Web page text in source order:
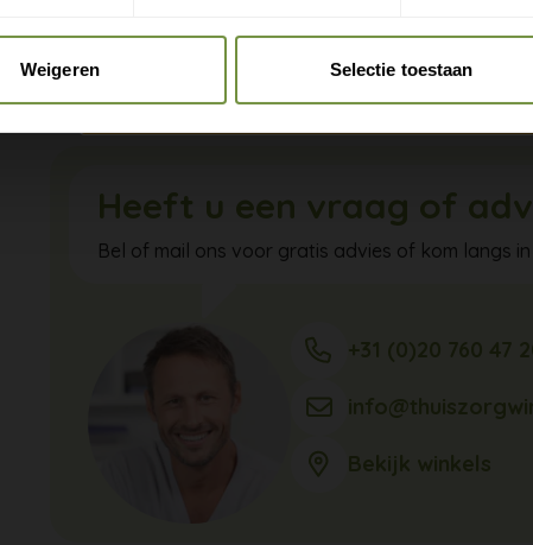
Weigeren Selectie toestaan
geschikt. Kies in dat geval voor een vaste
stabiliteit en draagkracht.
Heeft u een vraag of
Bel of mail ons voor gratis advies of kom langs in
+31 (0)20 760 47
Bekijk winkels
Claim gratis verzending